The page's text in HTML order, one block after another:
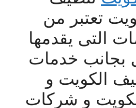
تعتبر من
التى يقدمها
بجانب خدمات
الكويت و
و شركات